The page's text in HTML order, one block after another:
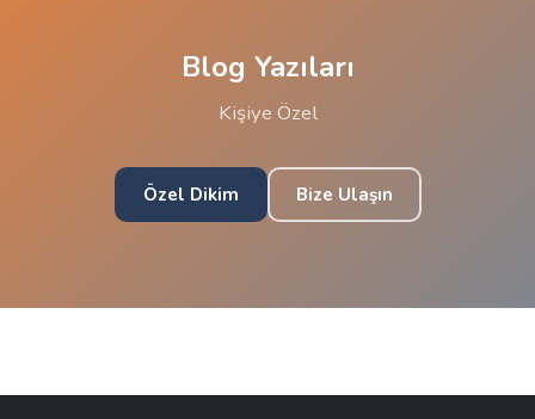
Blog Yazıları
Kişiye Özel
Özel Dikim Bize Ulaşın